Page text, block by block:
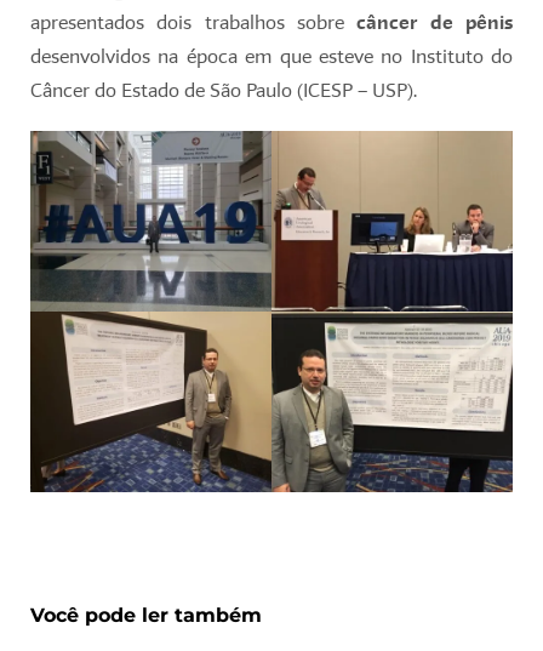
apresentados dois trabalhos sobrecâncer de pênis
desenvolvidos na época em que esteve no Instituto do
Câncer do Estado de São Paulo (ICESP – USP).
Você pode ler também